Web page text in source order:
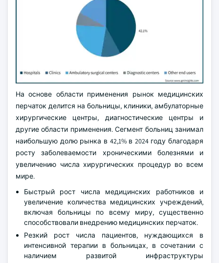
На основе области применения рынок медицинских
перчаток делится на больницы, клиники, амбулаторные
хирургические центры, диагностические центры и
другие области применения. Сегмент больниц занимал
наибольшую долю рынка в 42,1% в 2024 году благодаря
росту заболеваемости хроническими болезнями и
увеличению числа хирургических процедур во всем
мире.
Быстрый рост числа медицинских работников и
увеличение количества медицинских учреждений,
включая больницы по всему миру, существенно
способствовали внедрению медицинских перчаток.
Резкий рост числа пациентов, нуждающихся в
интенсивной терапии в больницах, в сочетании с
наличием развитой инфраструктуры